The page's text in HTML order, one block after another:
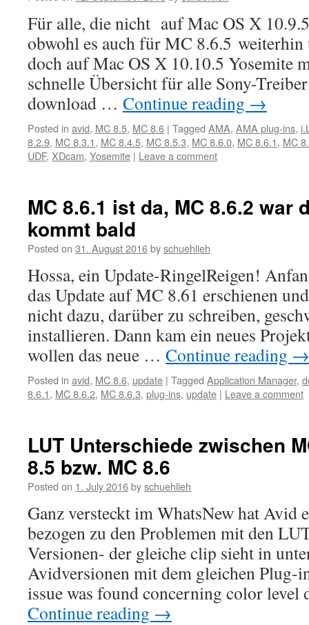
Für alle, die nicht auf Mac OS X
obwohl es auch für MC 8.6.5
doch auf Mac OS X 10.10.5 Yosemite
schnelle Übersicht für alle Sony-
download … Continue reading →
Posted in avid, MC 8.5, MC 8.6 | Tagged AMA, AMA plug-ins,
8.2.9, MC 8.3.1, MC 8.4.5, MC 8.5.3, MC 8.6.0, MC 8.6.1, MC
UDF, XDcam, Yosemite | Leave a comment
MC 8.6.1 ist da, MC 8.6.2 war
kommt bald
Posted on 31. August 2016byschuehlieh
Hossa, ein Update-RingelReigen!
das Update auf MC 8.61 erschienen
nicht dazu, darüber zu schreiben,
installieren. Dann kam ein neues
wollen das neue … Continue reading →
Posted in avid, MC 8.6, update | Tagged Application Manager,
8.6.1, MC 8.6.2, MC 8.6.3, plug-ins, update | Leave a comment
LUT Unterschiede zwischen
8.5 bzw. MC 8.6
Posted on 1. July 2016byschuehlieh
Ganz versteckt im WhatsNew hat Avid
bezogen zu den Problemen mit den
Versionen- der gleiche clip sieht in
Avidversionen mit dem gleichen Plug-
issue was found concerning color
Continue reading →